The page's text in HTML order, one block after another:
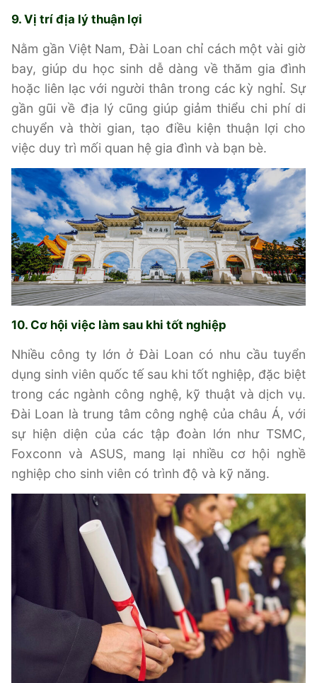
9. Vị trí địa lý thuận lợi
Nằm gần Việt Nam, Đài Loan chỉ cách một vài giờ
bay, giúp du học sinh dễ dàng về thăm gia đình
hoặc liên lạc với người thân trong các kỳ nghỉ. Sự
gần gũi về địa lý cũng giúp giảm thiểu chi phí di
chuyển và thời gian, tạo điều kiện thuận lợi cho
việc duy trì mối quan hệ gia đình và bạn bè.
10. Cơ hội việc làm sau khi tốt nghiệp
Nhiều công ty lớn ở Đài Loan có nhu cầu tuyển
dụng sinh viên quốc tế sau khi tốt nghiệp, đặc biệt
trong các ngành công nghệ, kỹ thuật và dịch vụ.
Đài Loan là trung tâm công nghệ của châu Á, với
sự hiện diện của các tập đoàn lớn như TSMC,
Foxconn và ASUS, mang lại nhiều cơ hội nghề
nghiệp cho sinh viên có trình độ và kỹ năng.